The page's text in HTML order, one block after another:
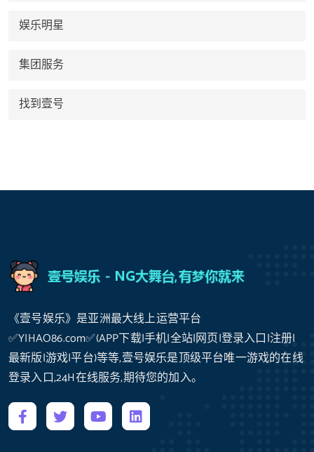
娱乐明星
集团服务
找到壹号
《壹号娱乐》是亚洲最大线上运营平台
✅YIHAO86.com✅(APP下载|手机|全站|网页|登录入口|注册|
最新版|游戏|平台)等等,壹号娱乐是顶级平台唯一游戏的在线
登录入口,24H在线服务,期待您的加入。